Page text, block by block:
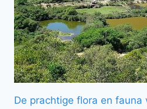
De prachtige flora en fauna